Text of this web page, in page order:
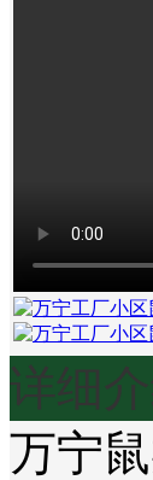
详细
万宁